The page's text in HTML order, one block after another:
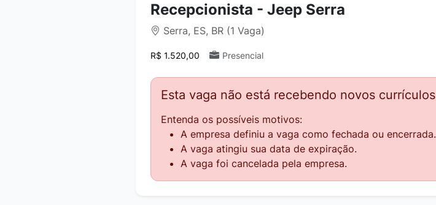
Recepcionista - Jeep Serra
Serra, ES, BR (1 Vaga)
R$ 1.520,00 Presencial
Esta vaga não está recebendo novos currículos
Entenda os possíveis motivos:
A empresa definiu a vaga como fechada ou encerrada.
A vaga atingiu sua data de expiração.
A vaga foi cancelada pela empresa.